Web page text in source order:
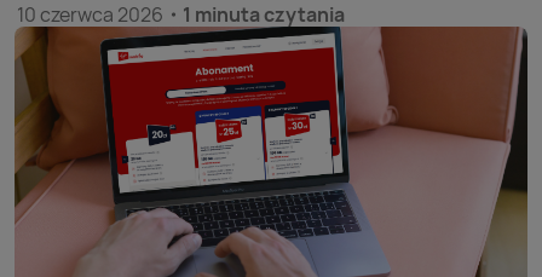
działa 13 376 masztów – stan na koniec maja br.
10 czerwca 2026 1 minuta czytania